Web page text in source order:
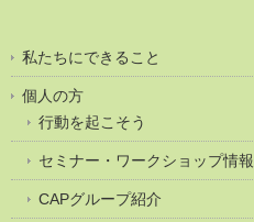
私たちにできること
個人の方
行動を起こそう
セミナー・ワークショップ情報
CAPグループ紹介